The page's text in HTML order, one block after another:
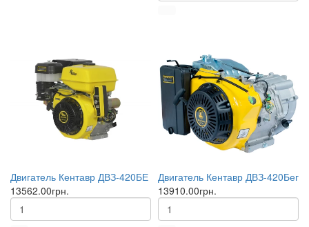
Двигатель Кентавр ДВЗ-420БЕ
13562.00грн.
Двигатель Кентавр ДВЗ-420Бег
13910.00грн.